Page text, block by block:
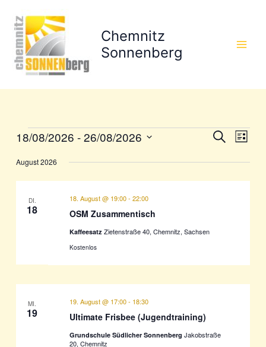
Inhalt
springen
Chemnitz
Sonnenberg
Veranstaltungen
und
Suche
Liste
18/08/2026 - 26/08/2026
wählen.
August 2026
DI.
18 OSM Zusammentisch
18. August @ 19:00- 22:00
Kaffeesatz Zietenstraße 40, Chemnitz, Sachsen
Kostenlos
MI.
19 Ultimate Frisbee (Jugendtraining)
19. August @ 17:00- 18:30
Grundschule Südlicher Sonnenberg Jakobstraße
20, Chemnitz